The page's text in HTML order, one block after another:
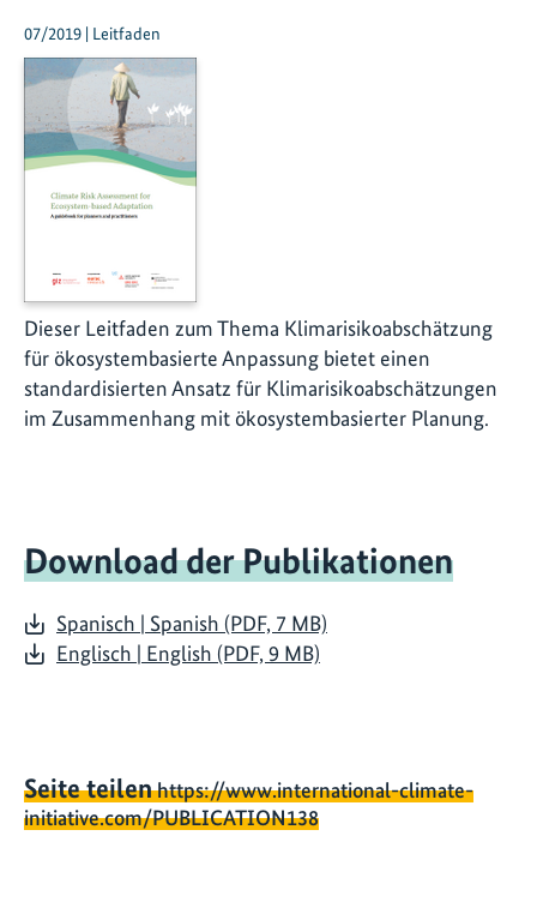
07/2019 | Leitfaden
Dieser Leitfaden zum Thema Klimarisikoabschätzung
für ökosystembasierte Anpassung bietet einen
standardisierten Ansatz für Klimarisikoabschätzungen
im Zusammenhang mit ökosystembasierter Planung.
Download der Publikationen
Spanisch | Spanish (PDF, 7 MB)
Englisch | English (PDF, 9 MB)
Seite teilenhttps://www.international-climate-
initiative.com/PUBLICATION138